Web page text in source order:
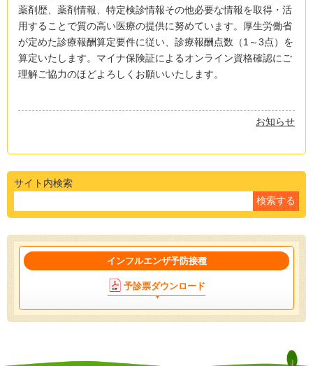
薬剤歴、薬剤情報、特定検診情報その他必要な情報を取得・活
用することで質の高い医療の提供に努めています。厚生労働省
が定めた診療報酬算定要件に従い、診療報酬点数（1～3点）を
算定いたします。マイナ保険証によるオンライン資格確認にご
理解ご協力のほどよろしくお願いいたします。
お知らせ
サイト内検索
インフルエンザ予防接種
予診票ダウンロード